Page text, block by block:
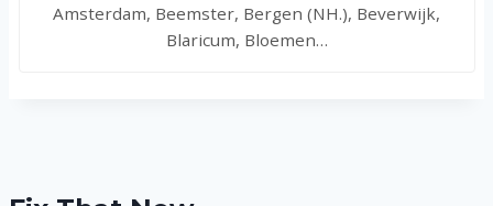
Amsterdam, Beemster, Bergen (NH.), Beverwijk,
Blaricum, Bloemen…